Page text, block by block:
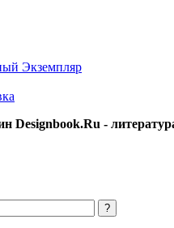
Экземпляр
Designbook.Ru -
?